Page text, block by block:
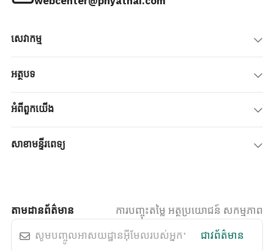
សេវាកម្ម
អត្ថបទ
អំពីពួកយើង
សាខាមន្ទីរពេទ្យ
តាមដានព័ត៌មាន
ការបញ្ចុះតម្លៃ អត្ថប្រយោជន៍ សកម្មភាព
ជាវព័ត៌មាន